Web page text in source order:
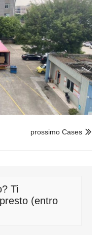

prossimo Cases
Ti
(entro